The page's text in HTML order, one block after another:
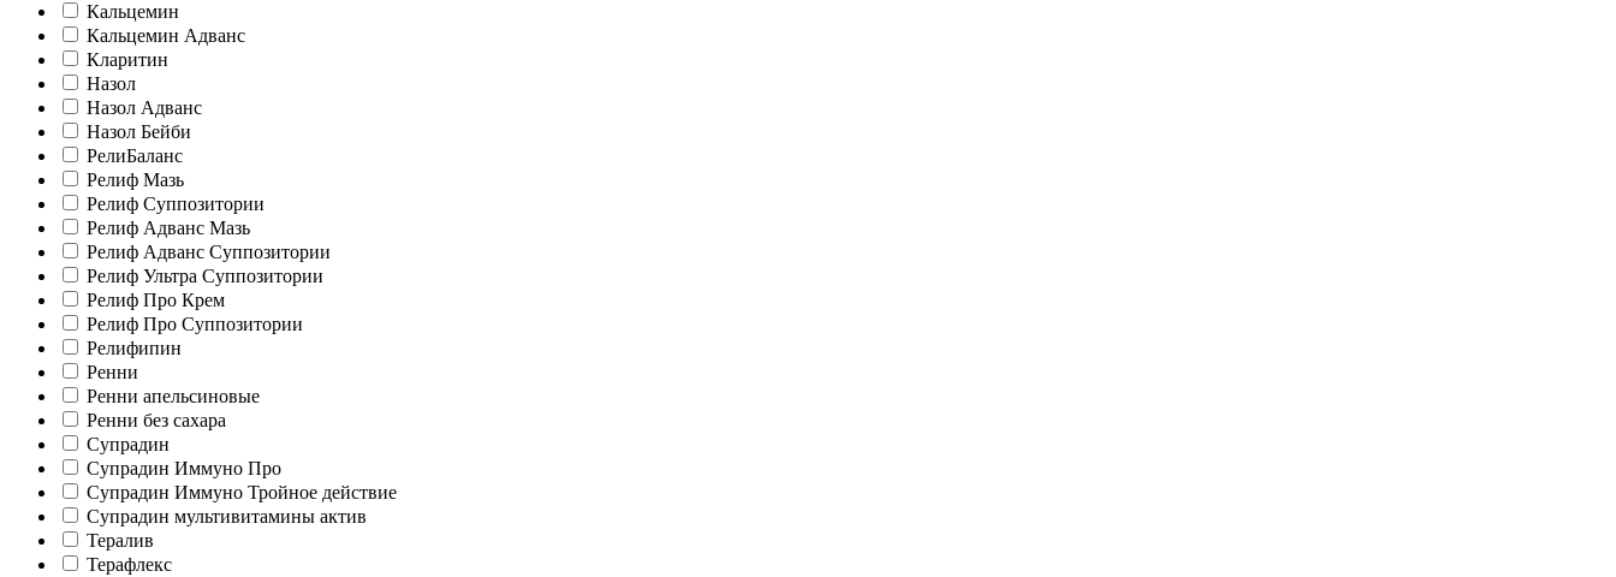
Кальцемин
Кальцемин Адванс
Кларитин
Назол
Назол Адванс
Назол Бейби
РелиБаланс
Релиф Мазь
Релиф Суппозитории
Релиф Адванс Мазь
Релиф Адванс Суппозитории
Релиф Ультра Суппозитории
Релиф Про Крем
Релиф Про Суппозитории
Релифипин
Ренни
Ренни апельсиновые
Ренни без сахара
Супрадин
Супрадин Иммуно Про
Супрадин Иммуно Тройное действие
Супрадин мультивитамины актив
Тералив
Терафлекс